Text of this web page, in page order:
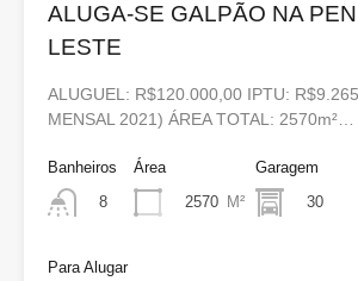
ALUGA-SE GALPÃO NA
LESTE
ALUGUEL: R$120.000,00 IPTU:
MENSAL 2021) ÁREA TOTAL: 2570m²…
Banheiros
8
Área
2570 M²
Garagem
30
Para Alugar